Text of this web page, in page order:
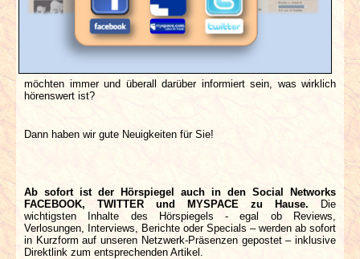
REDAKTION
LINKS
ARCHIV
möchten immer und überall darüber informiert sein, was wirklich
hörenswert ist?
Dann haben wir gute Neuigkeiten für Sie!
Ab sofort ist der Hörspiegel auch in den Social Networks
FACEBOOK, TWITTER und MYSPACE zu Hause.
Die
wichtigsten Inhalte des Hörspiegels - egal ob Reviews,
Verlosungen, Interviews, Berichte oder Specials – werden ab sofort
in Kurzform auf unseren Netzwerk-Präsenzen gepostet – inklusive
Direktlink zum entsprechenden Artikel.